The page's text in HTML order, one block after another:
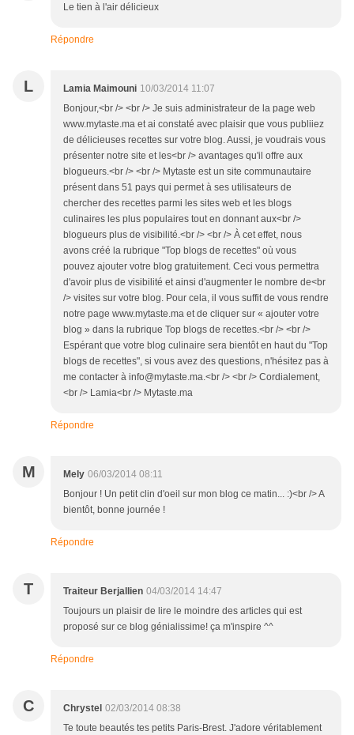
Le tien à l'air délicieux
Répondre
L Lamia Maimouni 10/03/2014 11:07
Bonjour,<br /> <br /> Je suis administrateur de la page web
www.mytaste.ma et ai constaté avec plaisir que vous publiiez
de délicieuses recettes sur votre blog. Aussi, je voudrais vous
présenter notre site et les<br /> avantages qu'il offre aux
blogueurs.<br /> <br /> Mytaste est un site communautaire
présent dans 51 pays qui permet à ses utilisateurs de
chercher des recettes parmi les sites web et les blogs
culinaires les plus populaires tout en donnant aux<br />
blogueurs plus de visibilité.<br /> <br /> À cet effet, nous
avons créé la rubrique "Top blogs de recettes" où vous
pouvez ajouter votre blog gratuitement. Ceci vous permettra
d'avoir plus de visibilité et ainsi d'augmenter le nombre de<br
/> visites sur votre blog. Pour cela, il vous suffit de vous rendre
notre page www.mytaste.ma et de cliquer sur « ajouter votre
blog » dans la rubrique Top blogs de recettes.<br /> <br />
Espérant que votre blog culinaire sera bientôt en haut du "Top
blogs de recettes", si vous avez des questions, n'hésitez pas à
me contacter à info@mytaste.ma.<br /> <br /> Cordialement,
<br /> Lamia<br /> Mytaste.ma
Répondre
M Mely 06/03/2014 08:11
Bonjour ! Un petit clin d'oeil sur mon blog ce matin... :)<br /> A
bientôt, bonne journée !
Répondre
T Traiteur Berjallien 04/03/2014 14:47
Toujours un plaisir de lire le moindre des articles qui est
proposé sur ce blog génialissime! ça m'inspire ^^
Répondre
C Chrystel 02/03/2014 08:38
Te toute beautés tes petits Paris-Brest. J'adore véritablement